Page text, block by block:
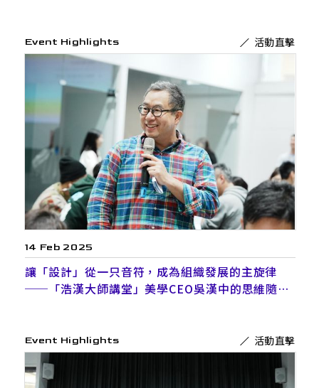
Event Highlights 活動直擊
14 Feb 2025
讓「設計」從一只音符，成為組織發展的主旋律
──「浩漢大師講堂」美學CEO吳漢中的思維隨堂
Event Highlights 活動直擊